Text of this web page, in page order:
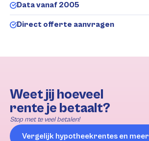
Data vanaf 2005
Direct offerte aanvragen
Weet jij hoeveel
rente je betaalt?
Stop met te veel betalen!
Vergelijk hypotheekrentes en meer